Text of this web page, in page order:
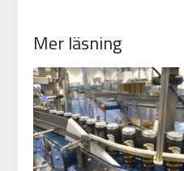
Mer läsning